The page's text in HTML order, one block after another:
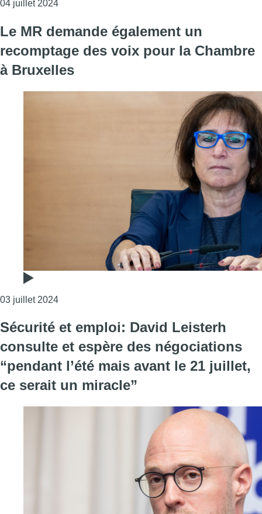
04 juillet 2024Consulter l'article "Large consensus politique
Le MR demande également un
recomptage des voix pour la Chambre
à Bruxelles
03 juillet 2024Consulter l'article "Le MR demande également
Sécurité et emploi: David Leisterh
consulte et espère des négociations
“pendant l’été mais avant le 21 juillet,
ce serait un miracle”